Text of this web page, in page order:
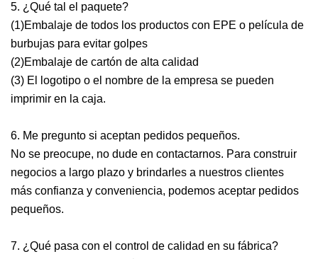
5. ¿Qué tal el paquete?
(1)Embalaje de todos los productos con EPE o película de
burbujas para evitar golpes
(2)Embalaje de cartón de alta calidad
(3) El logotipo o el nombre de la empresa se pueden
imprimir en la caja.
6. Me pregunto si aceptan pedidos pequeños.
No se preocupe, no dude en contactarnos. Para construir
negocios a largo plazo y brindarles a nuestros clientes
más confianza y conveniencia, podemos aceptar pedidos
pequeños.
7. ¿Qué pasa con el control de calidad en su fábrica?